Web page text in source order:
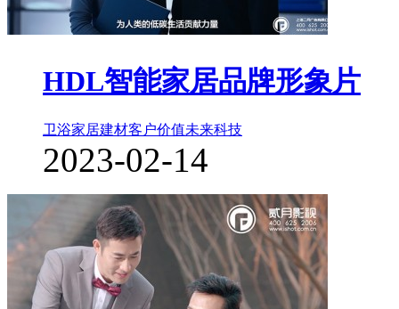
HDL智能家居品牌形象片
卫浴家居建材客户价值未来科技
2023-02-14